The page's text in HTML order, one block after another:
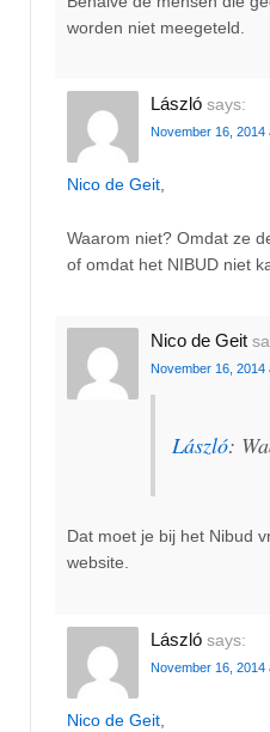
worden niet meegeteld.
László says:
November 16, 2014
Nico de Geit,
Waarom niet? Omdat ze
of omdat het NIBUD niet
Nico de Geit
November 16, 2014
László:
Dat moet je bij het Nibud
website.
László says:
November 16, 2014
Nico de Geit